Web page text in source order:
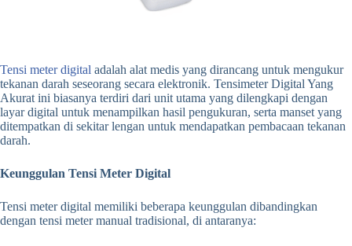
Tensi meter digital adalah alat medis yang dirancang untuk mengukur
tekanan darah seseorang secara elektronik. Tensimeter Digital Yang
Akurat ini biasanya terdiri dari unit utama yang dilengkapi dengan
layar digital untuk menampilkan hasil pengukuran, serta manset yang
ditempatkan di sekitar lengan untuk mendapatkan pembacaan tekanan
darah.
Keunggulan Tensi Meter Digital
Tensi meter digital memiliki beberapa keunggulan dibandingkan
dengan tensi meter manual tradisional, di antaranya: